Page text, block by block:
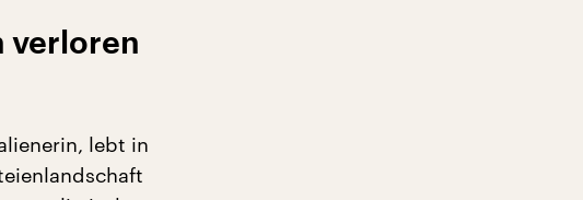
verloren
lebt in